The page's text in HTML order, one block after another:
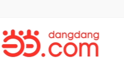
打
开
无
障